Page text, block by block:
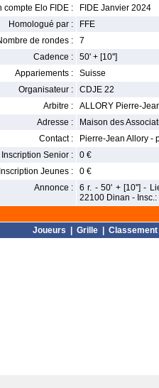
compte Elo FIDE :
FIDE Janvier 2024
Homologué par :
FFE
de rondes :
7
Cadence :
50' + [10'']
Appariements :
Suisse
Organisateur :
CDJE 22
Arbitre :
ALLORY Pierre-
Adresse :
Maison des
Contact :
Pierre-Jean Allory -
Inscription Senior :
0 €
Inscription Jeunes :
0 €
Annonce :
6 r. - 50' + [10''] -
22100 Dinan -
Joueurs Grille Classement